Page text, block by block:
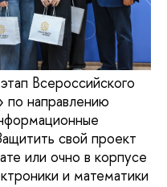
Всероссийского
по направлению
свой проект
или очно в корпусе
и математики